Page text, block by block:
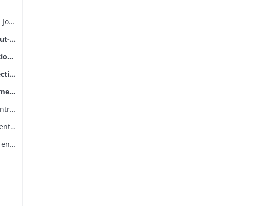
Carte géologique du département du Haut-Rhin par M. Jos. Koechlin-Schlumberger
14 doubles atlas et plans de la 1ère section Frontière entre la France et la Prusse - plans 1 à 9
64 doubles atlas et plans de la 2ème section Frontière entre la France et la Bavière - plans 1 à 60
16 doubles atlas et cartes de la 3ème section Frontière entre la France et le Pays de Bade - plans 1 à 12